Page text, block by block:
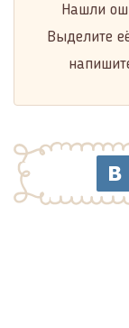
Нашли
Выделите